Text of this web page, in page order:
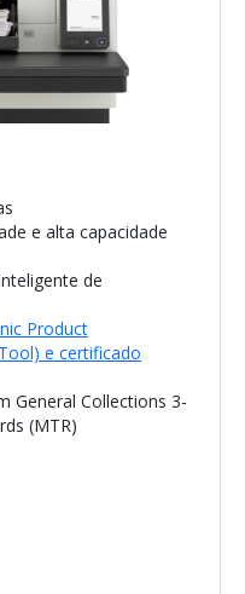
e alta capacidade
de
Product
e certificado
General Collections 3-
(MTR)